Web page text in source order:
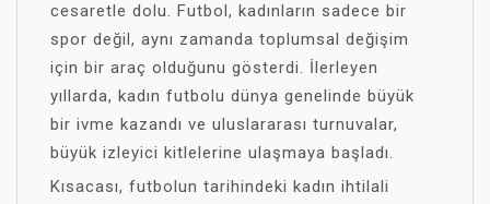
cesaretle dolu. Futbol, kadınların sadece bir
spor değil, aynı zamanda toplumsal değişim
için bir araç olduğunu gösterdi. İlerleyen
yıllarda, kadın futbolu dünya genelinde büyük
bir ivme kazandı ve uluslararası turnuvalar,
büyük izleyici kitlelerine ulaşmaya başladı.
Kısacası, futbolun tarihindeki kadın ihtilali